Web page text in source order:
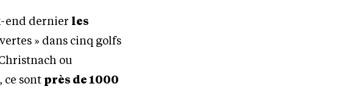
end dernier les
» dans cinq golfs
ou
ce sont près de 1000